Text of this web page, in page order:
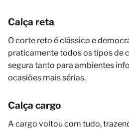
Calça reta
O corte reto é clássico e
praticamente todos os tipos de
segura tanto para ambientes
ocasiões mais sérias.
Calça cargo
A cargo voltou com tudo,